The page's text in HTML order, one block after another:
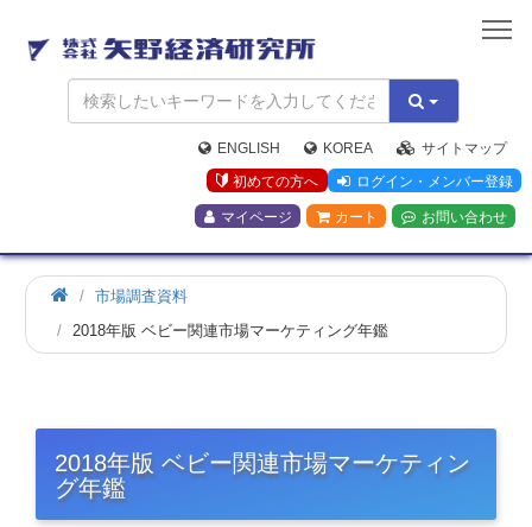
矢
野
経
済
研
究
所
ENGLISH KOREA
サイトマップ
初めての方へ
ログイン・メンバー登録
マイページ カート お問い合わせ
市場調査資料
2018年版 ベビー関連市場マーケティング年鑑
2018年版 ベビー関連市場マーケティン
グ年鑑